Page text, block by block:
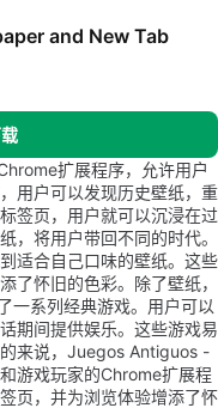
and New Tab
扩展程序，允许用户
用户可以发现历史壁纸，重
签页，用户就可以沉浸在过
，将用户带回不同的时代。
适合自己口味的壁纸。这些
了怀旧的色彩。除了壁纸，
一系列经典游戏。用户可以
期间提供娱乐。这些游戏易
来说，Juegos Antiguos -
游戏玩家的Chrome扩展程
页，并为浏览体验增添了怀